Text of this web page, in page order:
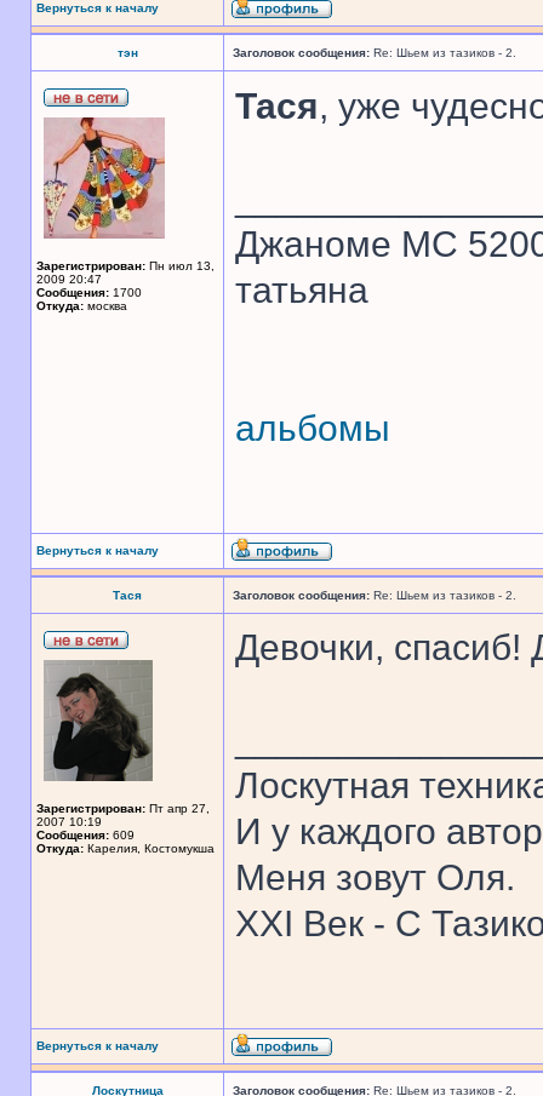
Вернуться к началу
тэн Заголовок сообщения: Re: Шьем из тазиков - 2.
Зарегистрирован: Пн июл 13,
2009 20:47
Сообщения: 1700
Откуда: москва
Тася, уже
Джаноме МС
татьяна
альбомы
Вернуться к началу
Тася Заголовок сообщения: Re: Шьем из тазиков - 2.
Зарегистрирован: Пт апр 27,
2007 10:19
Сообщения: 609
Откуда: Карелия, Костомукша
Девочки, спасиб!
Лоскутная
И у каждого
Меня зовут Оля.
XXI Век - С
Вернуться к началу
Лоскутница Заголовок сообщения: Re: Шьем из тазиков - 2.